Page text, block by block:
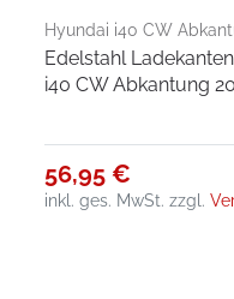
Hyundai i40 CW
Edelstahl
i40 CW Abkantung
56,95 €
inkl. ges. MwSt. zzgl.